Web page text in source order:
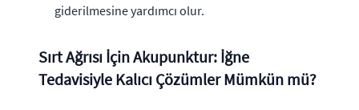
giderilmesine yardımcı olur.
Sırt Ağrısı İçin Akupunktur: İğne
Tedavisiyle Kalıcı Çözümler Mümkün mü?